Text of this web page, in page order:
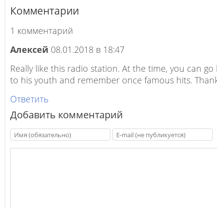
Комментарии
1 комментарий
Алексей 08.01.2018 в 18:47
Really like this radio station. At the time, you can go
to his youth and remember once famous hits.
Ответить
Добавить комментарий